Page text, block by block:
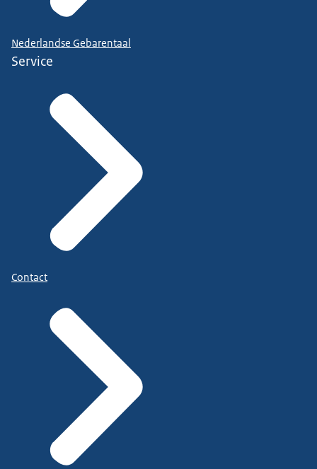
Nederlandse Gebarentaal
Service
Contact